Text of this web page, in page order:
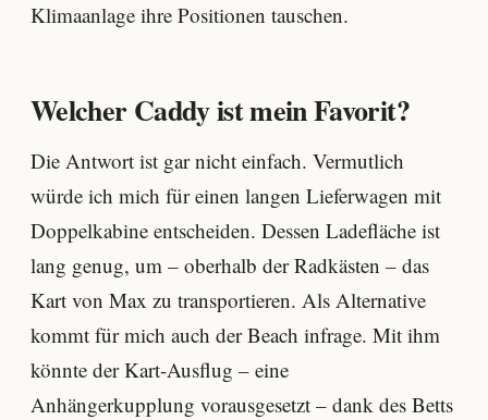
Klimaanlage ihre Positionen tauschen.
Welcher Caddy ist mein Favorit?
Die Antwort ist gar nicht einfach. Vermutlich
würde ich mich für einen langen Lieferwagen mit
Doppelkabine entscheiden. Dessen Ladefläche ist
lang genug, um – oberhalb der Radkästen – das
Kart von Max zu transportieren. Als Alternative
kommt für mich auch der Beach infrage. Mit ihm
könnte der Kart-Ausflug – eine
Anhängerkupplung vorausgesetzt – dank des Betts